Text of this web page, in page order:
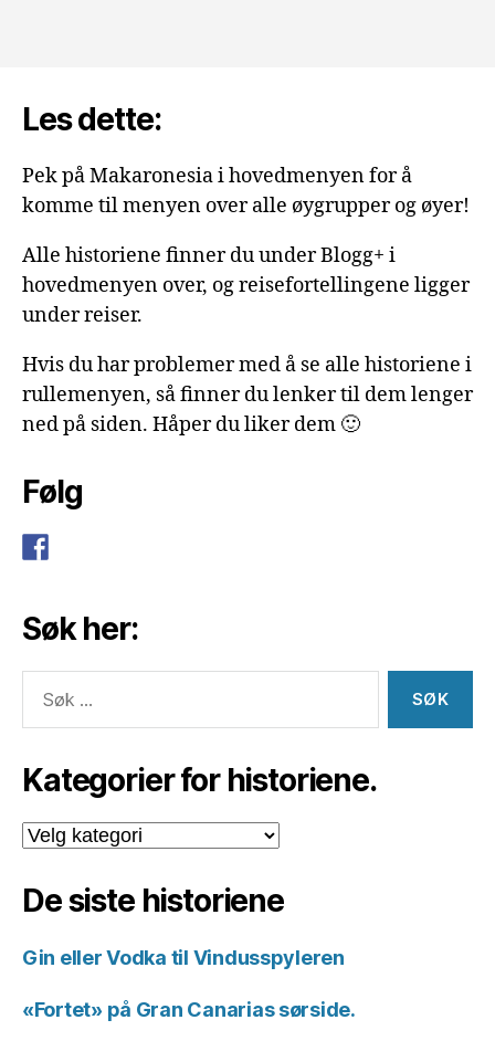
Les dette:
Pek på Makaronesia i hovedmenyen for å
komme til menyen over alle øygrupper og øyer!
Alle historiene finner du under Blogg+ i
hovedmenyen over, og reisefortellingene ligger
under reiser.
Hvis du har problemer med å se alle historiene i
rullemenyen, så finner du lenker til dem lenger
ned på siden. Håper du liker dem 🙂
Følg
Søk her:
etter:
Kategorier for historiene.
Kategorier
for
De siste historiene
Gin eller Vodka til Vindusspyleren
«Fortet» på Gran Canarias sørside.